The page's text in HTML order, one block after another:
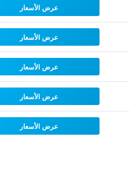
عرض الأسعار
عرض الأسعار
عرض الأسعار
عرض الأسعار
عرض الأسعار